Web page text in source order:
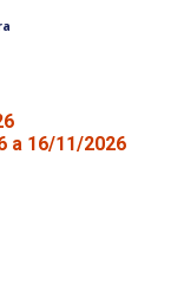
a 16/11/2026